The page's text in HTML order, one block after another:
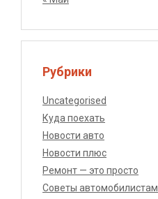
Рубрики
Uncategorised
Куда поехать
Новости авто
Новости плюс
Ремонт — это просто
Советы автомобилистам